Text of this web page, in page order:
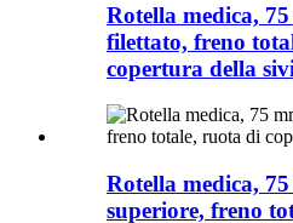
Rotella medica,
filettato, freno
copertura della
Rotella medica,
superiore, freno